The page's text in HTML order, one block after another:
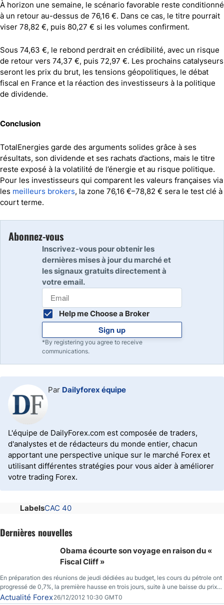
À horizon une semaine, le scénario favorable reste conditionné
à un retour au-dessus de 76,16 €. Dans ce cas, le titre pourrait
viser 78,82 €, puis 80,27 € si les volumes confirment.
Sous 74,63 €, le rebond perdrait en crédibilité, avec un risque
de retour vers 74,37 €, puis 72,97 €. Les prochains catalyseurs
seront les prix du brut, les tensions géopolitiques, le débat
fiscal en France et la réaction des investisseurs à la politique
de dividende.
Conclusion
TotalEnergies garde des arguments solides grâce à ses
résultats, son dividende et ses rachats d’actions, mais le titre
reste exposé à la volatilité de l’énergie et au risque politique.
Pour les investisseurs qui comparent les valeurs françaises via
les meilleurs brokers, la zone 76,16 €–78,82 € sera le test clé à
court terme.
Abonnez-vous
Inscrivez-vous pour obtenir les
dernières mises à jour du marché et
les signaux gratuits directement à
votre email.
Help me Choose a Broker
Sign up
*By registering you agree to receive
communications.
Par Dailyforex équipe
L'équipe de DailyForex.com est composée de traders,
d'analystes et de rédacteurs du monde entier, chacun
apportant une perspective unique sur le marché Forex et
utilisant différentes stratégies pour vous aider à améliorer
votre trading Forex.
LabelsCAC 40
Dernières nouvelles
Obama écourte son voyage en raison du «
Fiscal Cliff »
En préparation des réunions de jeudi dédiées au budget, les cours du pétrole ont
progressé de 0,7%, la première hausse en trois jours, suite à une baisse du prix
des réserves de pétrole américaines à un bas de 10 semaines.
Actualité Forex 26/12/2012 10:30 GMT0